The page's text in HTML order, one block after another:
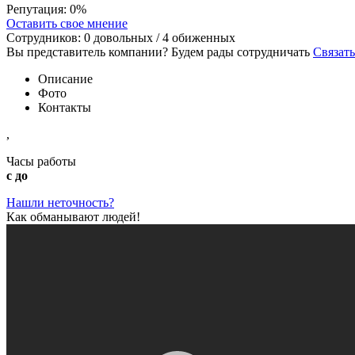
Репутация: 0%
Оставить свое мнение
Сотрудников: 0 довольных /4 обиженных
Вы представитель компании? Будем рады сотрудничать
Описание
Фото
Контакты
,
Часы работы
с до
Нашли неточность?
Как обманывают людей!